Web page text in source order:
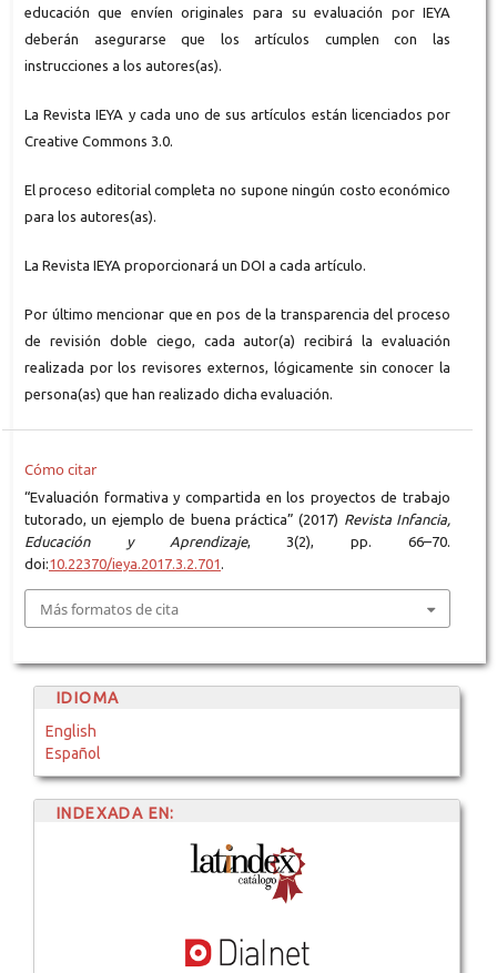
educación que envíen originales para su evaluación por IEYA
deberán asegurarse que los artículos cumplen con las
instrucciones a los autores(as).
La Revista IEYA y cada uno de sus artículos están licenciados por
Creative Commons 3.0.
El proceso editorial completa no supone ningún costo económico
para los autores(as).
La Revista IEYA proporcionará un DOI a cada artículo.
Por último mencionar que en pos de la transparencia del proceso
de revisión doble ciego, cada autor(a) recibirá la evaluación
realizada por los revisores externos, lógicamente sin conocer la
persona(as) que han realizado dicha evaluación.
Cómo citar
“Evaluación formativa y compartida en los proyectos de trabajo
tutorado, un ejemplo de buena práctica” (2017) Revista Infancia,
Educación y Aprendizaje, 3(2), pp. 66–70.
doi:10.22370/ieya.2017.3.2.701 .
Más formatos de cita
IDIOMA
English
Español
INDEXADA EN: